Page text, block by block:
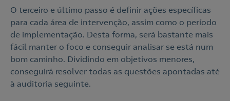
O terceiro e último passo é definir ações específicas
para cada área de intervenção, assim como o período
de implementação. Desta forma, será bastante mais
fácil manter o foco e conseguir analisar se está num
bom caminho. Dividindo em objetivos menores,
conseguirá resolver todas as questões apontadas até
à auditoria seguinte.